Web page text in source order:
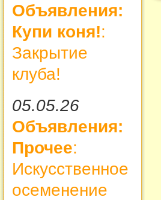
Объявления:
Купи коня!:
Закрытие
клуба!
05.05.26
Объявления:
Прочее:
Искусственное
осеменение